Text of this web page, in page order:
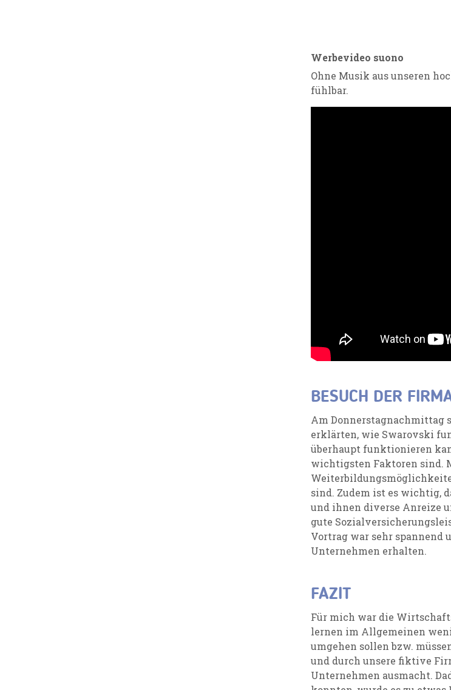
Werbevideo suono
Ohne Musik aus unseren
fühlbar.
BESUCH DER
Am Donnerstagnachmittag
erklärten, wie Swarovski
überhaupt funktionieren
wichtigsten Faktoren sind.
sind. Zudem ist es wichtig,
und ihnen diverse Anreize
gute
Vortrag war sehr
Unternehmen erhalten.
FAZIT
Für mich war die
lernen im Allgemeinen
umgehen sollen bzw.
und durch unsere fiktive
Unternehmen ausmacht.